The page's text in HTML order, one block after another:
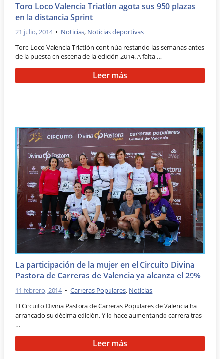
Toro Loco Valencia Triatlón agota sus 950 plazas
en la distancia Sprint
21 julio, 2014 • Noticias, Noticias deportivas
Toro Loco Valencia Triatlón continúa restando las semanas antes
de la puesta en escena de la edición 2014. A falta …
Leer más
La participación de la mujer en el Circuito Divina
Pastora de Carreras de Valencia ya alcanza el 29%
11 febrero, 2014 •Carreras Populares, Noticias
El Circuito Divina Pastora de Carreras Populares de Valencia ha
arrancado su décima edición. Y lo hace aumentando carrera tras
…
Leer más